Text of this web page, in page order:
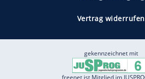
Vertrag widerrufen
gekennzeichnet mit